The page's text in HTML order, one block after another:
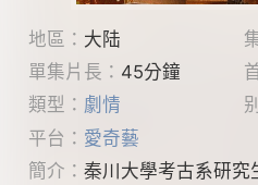
地區： 大陆
單集片長： 45分鐘
類型： 劇情
平台： 愛奇藝
簡介： 秦川大學考古系研究